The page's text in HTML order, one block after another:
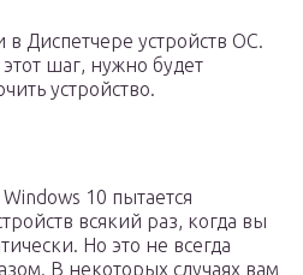
Диспетчере устройств ОС.
шаг, нужно будет
устройство.
10 пытается
всякий раз, когда вы
Но это не всегда
В некоторых случаях вам